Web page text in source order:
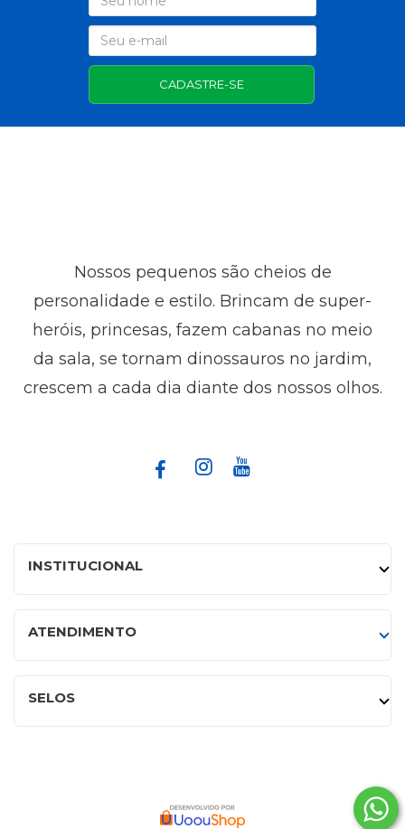
CADASTRE-SE
Nossos pequenos são cheios de
personalidade e estilo. Brincam de super-
heróis, princesas, fazem cabanas no meio
da sala, se tornam dinossauros no jardim,
crescem a cada dia diante dos nossos olhos.
INSTITUCIONAL
ATENDIMENTO
SELOS